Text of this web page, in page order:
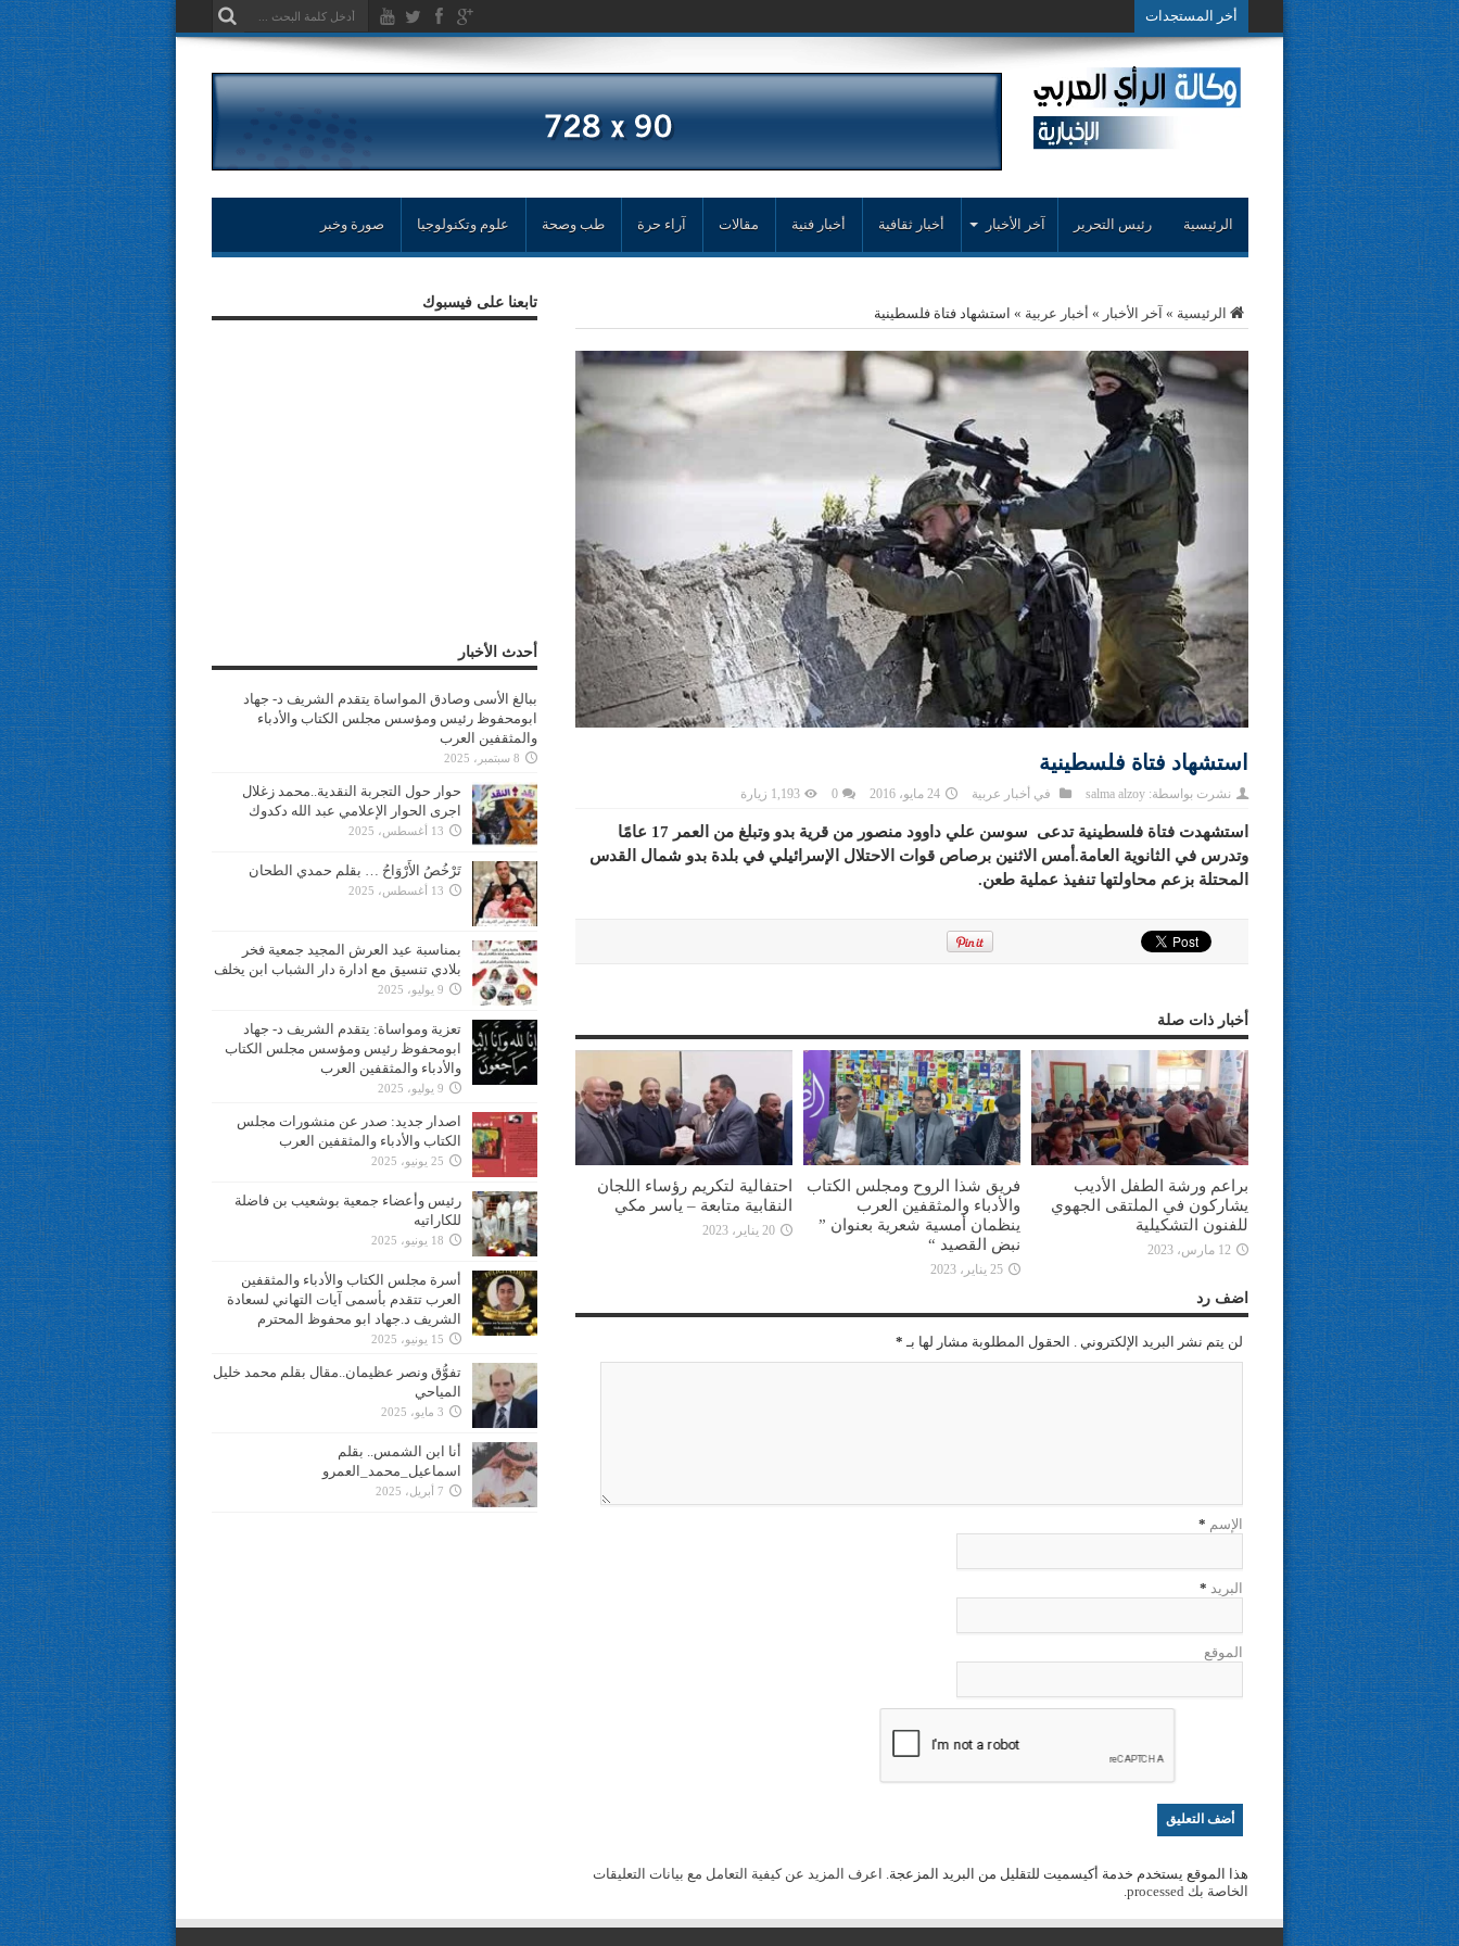
أخر المستجدات
الرئيسية رئيس التحرير آخر الأخبار أخبار ثقافية أخبار فنية مقالات آراء حرة طب وصحة علوم وتكنولوجيا صورة وخبر
الرئيسية » آخر الأخبار » أخبار عربية » استشهاد فتاة فلسطينية
استشهاد فتاة فلسطينية
نشرت بواسطة:salma alzoy في أخبار عربية 24 مايو، 2016 0 1,193 زيارة
استشهدت فتاة فلسطينية تدعى سوسن علي داوود منصور من قرية بدو وتبلغ من العمر 17 عامًا
وتدرس في الثانوية العامة.أمس الاثنين برصاص قوات الاحتلال الإسرائيلي في بلدة بدو شمال القدس
المحتلة بزعم محاولتها تنفيذ عملية طعن.
أخبار ذات صلة
براعم ورشة الطفل الأديب
يشاركون في الملتقى الجهوي
للفنون التشكيلية
12 مارس، 2023
فريق شذا الروح ومجلس الكتاب
والأدباء والمثقفين العرب
ينظمان أمسية شعرية بعنوان ”
نبض القصيد “
25 يناير، 2023
احتفالية لتكريم رؤساء اللجان
النقابية متابعة – ياسر مكي
20 يناير، 2023
اضف رد
لن يتم نشر البريد الإلكتروني . الحقول المطلوبة مشار لها بـ *
الإسم *
البريد *
الموقع
هذا الموقع يستخدم خدمة أكيسميت للتقليل من البريد المزعجة.
اعرف المزيد عن كيفية التعامل مع بيانات التعليقات
الخاصة بك processed
تابعنا على فيسبوك
أحدث الأخبار
ببالغ الأسى وصادق المواساة يتقدم الشريف د- جهاد
ابومحفوظ رئيس ومؤسس مجلس الكتاب والأدباء
والمثقفين العرب
8 سبتمبر، 2025
حوار حول التجربة النقدية..محمد زغلال
اجرى الحوار الإعلامي عبد الله دكدوك
13 أغسطس، 2025
تَرْخُصُ الأَرْوَاحُ … بقلم حمدي الطحان
13 أغسطس، 2025
بمناسبة عيد العرش المجيد جمعية فخر
بلادي تنسيق مع ادارة دار الشباب ابن يخلف
9 يوليو، 2025
تعزية ومواساة: يتقدم الشريف د- جهاد
ابومحفوظ رئيس ومؤسس مجلس الكتاب
والأدباء والمثقفين العرب
9 يوليو، 2025
اصدار جديد: صدر عن منشورات مجلس
الكتاب والأدباء والمثقفين العرب
25 يونيو، 2025
رئيس وأعضاء جمعية بوشعيب بن فاضلة
للكاراتيه
18 يونيو، 2025
أسرة مجلس الكتاب والأدباء والمثقفين
العرب تتقدم بأسمى آيات التهاني لسعادة
الشريف د.جهاد ابو محفوظ المحترم
15 يونيو، 2025
تفوُّق ونصر عظيمان..مقال بقلم محمد خليل
المياحي
3 مايو، 2025
أنا ابن الشمس.. بقلم
اسماعيل_محمد_العمرو
7 أبريل، 2025